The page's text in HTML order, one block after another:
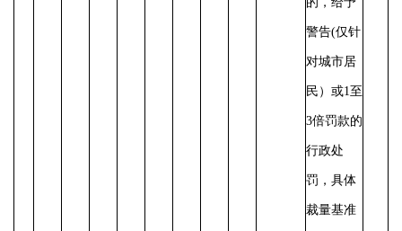
警告(仅针
对城市居
民）或1至
3倍罚款的
行政处
罚，具体
裁量基准